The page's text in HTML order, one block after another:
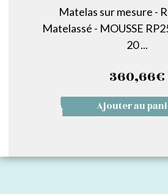
Matelas sur mesure -
Matelassé - MOUSSE
20 ...
360,66€
Ajouter au